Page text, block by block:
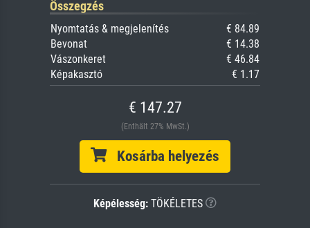
Összegzés
Nyomtatás & megjelenítés
€ 84.89
Bevonat
€ 14.38
Vászonkeret
€ 46.84
Képakasztó
€ 1.17
€ 147.27
(Enthält 27% MwSt.)
Kosárba helyezés
Képélesség: TÖKÉLETES